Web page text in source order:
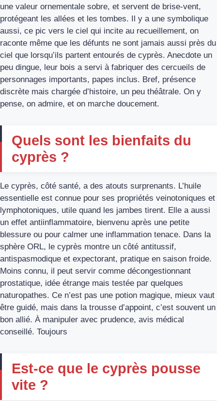
une valeur ornementale sobre, et servent de brise-vent,
protégeant les allées et les tombes. Il y a une symbolique
aussi, ce pic vers le ciel qui incite au recueillement, on
raconte même que les défunts ne sont jamais aussi près du
ciel que lorsqu’ils partent entourés de cyprès. Anecdote un
peu dingue, leur bois a servi à fabriquer des cercueils de
personnages importants, papes inclus. Bref, présence
discrète mais chargée d’histoire, un peu théâtrale. On y
pense, on admire, et on marche doucement.
Quels sont les bienfaits du
cyprès ?
Le cyprès, côté santé, a des atouts surprenants. L’huile
essentielle est connue pour ses propriétés veinotoniques et
lymphotoniques, utile quand les jambes tirent. Elle a aussi
un effet antiinflammatoire, bienvenu après une petite
blessure ou pour calmer une inflammation tenace. Dans la
sphère ORL, le cyprès montre un côté antitussif,
antispasmodique et expectorant, pratique en saison froide.
Moins connu, il peut servir comme décongestionnant
prostatique, idée étrange mais testée par quelques
naturopathes. Ce n’est pas une potion magique, mieux vaut
être guidé, mais dans la trousse d’appoint, c’est souvent un
bon allié. À manipuler avec prudence, avis médical
conseillé. Toujours
Est-ce que le cyprès pousse
vite ?